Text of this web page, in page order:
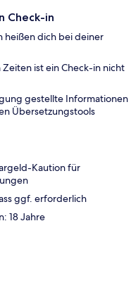
Check-in
heißen dich bei deiner
ist ein Check-in nicht
gestellte Informationen
Übersetzungstools
Kaution für
ggf. erforderlich
18 Jahre